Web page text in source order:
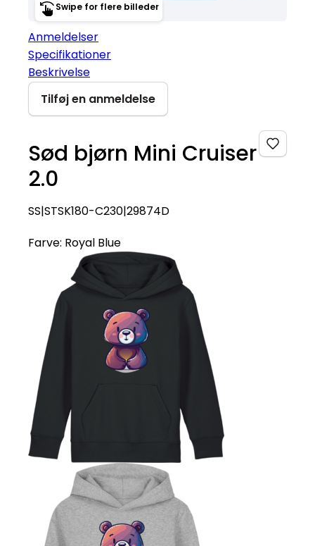
Swipe for flere billeder
Anmeldelser
Specifikationer
Beskrivelse
Tilføj en anmeldelse
Sød bjørn Mini Cruiser
2.0
SS|STSK180-C230|29874D
Farve: Royal Blue